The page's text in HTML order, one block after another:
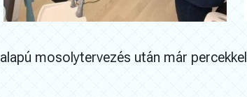
mosolytervezés után már